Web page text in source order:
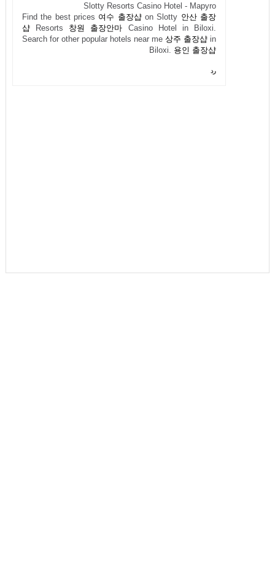
Slotty Resorts Casino Hotel - Mapyro
Find the best prices 여수 출장샵on Slotty 안산 출장
샵Resorts 창원 출장안마 Casino Hotel in Biloxi.
Search for other popular hotels near me상주 출장샵 in
Biloxi. 용인 출장샵
رد